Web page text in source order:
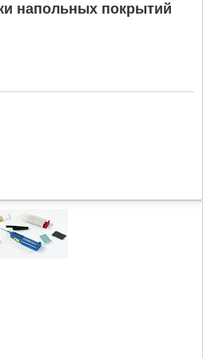
напольных покрытий